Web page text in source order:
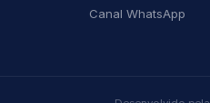
Canal WhatsApp